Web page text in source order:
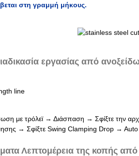
στη γραμμή μήκους.
εργασίας από
με τρόλεϊ → Διάσπαση → Σφίξτε την
→ Σφίξτε Swing Clamping Drop → Auto
Λεπτομέρεια της κοπής